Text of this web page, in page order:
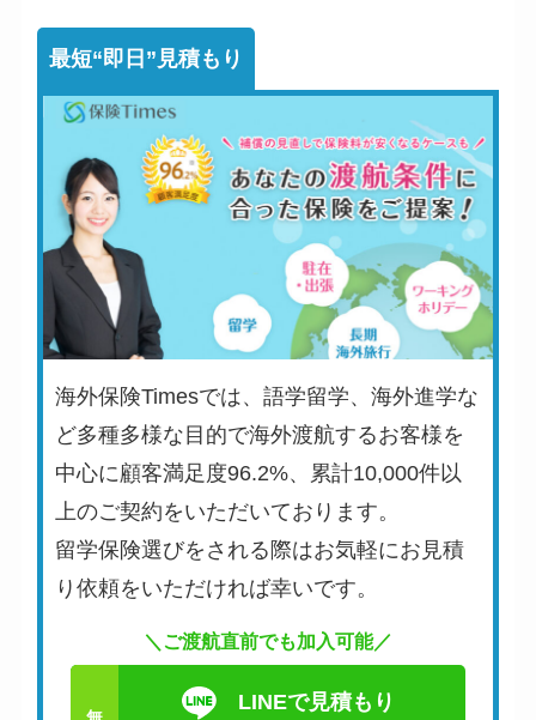
最短“即日”見積もり
海外保険Timesでは、語学留学、海外進学な
ど多種多様な目的で海外渡航するお客様を
中心に顧客満足度96.2%、累計10,000件以
上のご契約をいただいております。
留学保険選びをされる際はお気軽にお見積
り依頼をいただければ幸いです。
＼ご渡航直前でも加入可能／
LINEで見積もり